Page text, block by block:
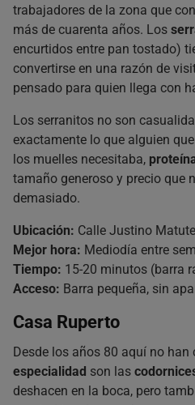
trabajadores de la zona que
más de cuarenta años. Los
encurtidos entre pan tostado)
convertirse en una razón de
pensado para quien llega con
Los serranitos no son
exactamente lo que alguien
los muelles necesitaba,
tamaño generoso y precio que
demasiado.
Ubicación: Calle Justino
Mejor hora: Mediodía entre
Tiempo: 15-20 minutos (barra
Acceso: Barra pequeña, sin
Casa Ruperto
Desde los años 80 aquí no
especialidad son las
deshacen en la boca, pero